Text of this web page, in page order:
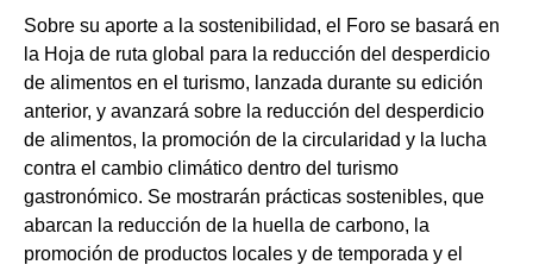
Sobre su aporte a la sostenibilidad, el Foro se basará en
la Hoja de ruta global para la reducción del desperdicio
de alimentos en el turismo, lanzada durante su edición
anterior, y avanzará sobre la reducción del desperdicio
de alimentos, la promoción de la circularidad y la lucha
contra el cambio climático dentro del turismo
gastronómico. Se mostrarán prácticas sostenibles, que
abarcan la reducción de la huella de carbono, la
promoción de productos locales y de temporada y el